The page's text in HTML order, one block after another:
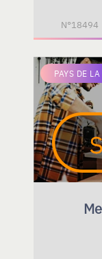
N°18494
PAYS DE